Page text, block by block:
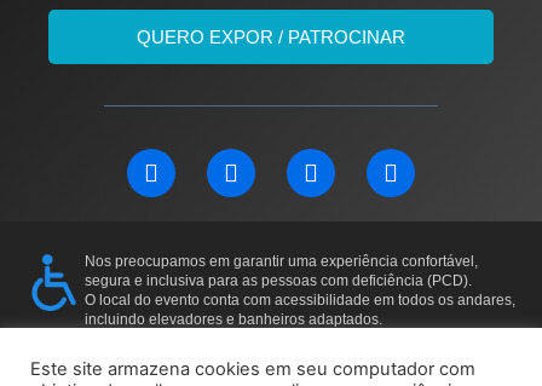
QUERO EXPOR / PATROCINAR
L
i
e
d
i
n
F
a
b
o
o
k
I
n
a
g
r
a
Y
o
u
b
e
Nos preocupamos em garantir uma experiência confortável,
segura e inclusiva para as pessoas com deficiência (PCD).
O local do evento conta com acessibilidade em todos os andares,
incluindo elevadores e banheiros adaptados.
contato: 11 97169-5011
Este site armazena cookies em seu computador com